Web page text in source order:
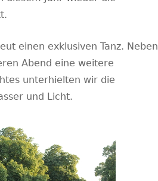
einen exklusiven Tanz. Neben
Abend eine weitere
unterhielten wir die
und Licht.